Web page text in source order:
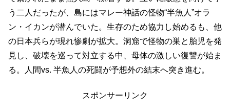
う二人だったが、島にはマレー神話の怪物“半魚人”オラ
ン・イカンが潜んでいた。生存のため協力し始めるも、他
の日本兵らが現れ惨劇が拡大。洞窟で怪物の巣と胎児を発
見し、破壊を巡って対立する中、母体の激しい復讐が始ま
る。人間vs. 半魚人の死闘が予想外の結末へ突き進む。
スポンサーリンク